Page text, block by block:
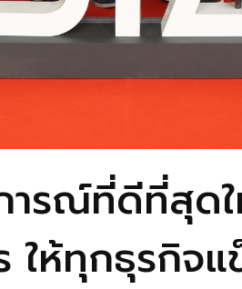
รณ์ที่ดีที่สุดใ
ให้ทุกธุรกิจ